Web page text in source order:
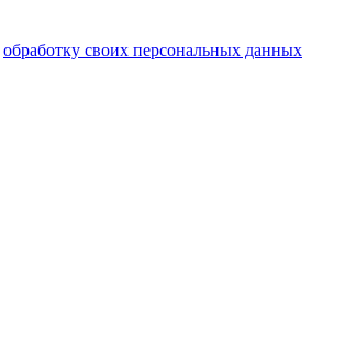
обработку своих персональных данных